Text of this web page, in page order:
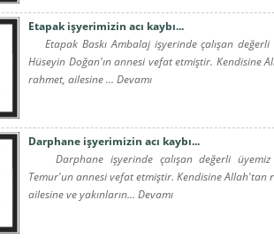
Etapak işyerimizin acı kaybı...
Etapak Baskı Ambalaj işyerinde çalışan değerli
Hüseyin Doğan'ın annesi vefat etmiştir. Kendisine
rahmet, ailesine ... Devamı
Darphane işyerimizin acı kaybı...
Darphane işyerinde çalışan değerli üyemiz
Temur'un annesi vefat etmiştir. Kendisine Allah'tan
ailesine ve yakınların... Devamı